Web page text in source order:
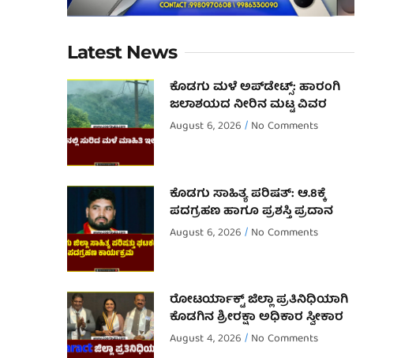
Latest News
ಕೊಡಗು ಮಳೆ ಅಪ್‌ಡೇಟ್ಸ್: ಹಾರಂಗಿ
ಜಲಾಶಯದ ನೀರಿನ ಮಟ್ಟ ವಿವರ
August 6, 2026 No Comments
ಕೊಡಗು ಸಾಹಿತ್ಯ ಪರಿಷತ್: ಆ.8ಕ್ಕೆ
ಪದಗ್ರಹಣ ಹಾಗೂ ಪ್ರಶಸ್ತಿ ಪ್ರದಾನ
August 6, 2026 No Comments
ರೋಟರ್ಯಾಕ್ಟ್ ಜಿಲ್ಲಾ ಪ್ರತಿನಿಧಿಯಾಗಿ
ಕೊಡಗಿನ ಶ್ರೀರಕ್ಷಾ ಅಧಿಕಾರ ಸ್ವೀಕಾರ
August 4, 2026 No Comments